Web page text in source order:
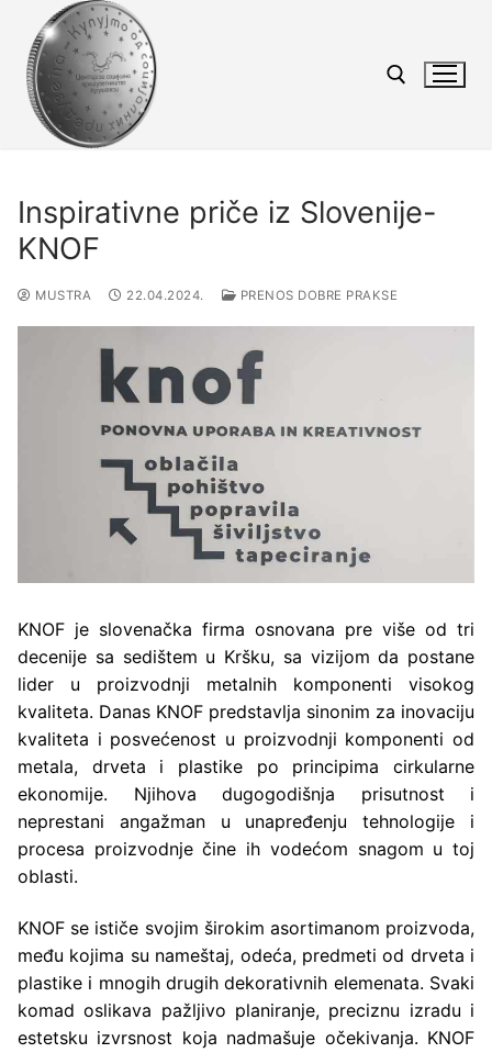
Inspirativne priče iz Slovenije-
KNOF
MUSTRA 22.04.2024. PRENOS DOBRE PRAKSE
KNOF je slovenačka firma osnovana pre više od tri
decenije sa sedištem u Kršku, sa vizijom da postane
lider u proizvodnji metalnih komponenti visokog
kvaliteta. Danas KNOF predstavlja sinonim za inovaciju
kvaliteta i posvećenost u proizvodnji komponenti od
metala, drveta i plastike po principima cirkularne
ekonomije. Njihova dugogodišnja prisutnost i
neprestani angažman u unapređenju tehnologije i
procesa proizvodnje čine ih vodećom snagom u toj
oblasti.
KNOF se ističe svojim širokim asortimanom proizvoda,
među kojima su nameštaj, odeća, predmeti od drveta i
plastike i mnogih drugih dekorativnih elemenata. Svaki
komad oslikava pažljivo planiranje, preciznu izradu i
estetsku izvrsnost koja nadmašuje očekivanja. KNOF